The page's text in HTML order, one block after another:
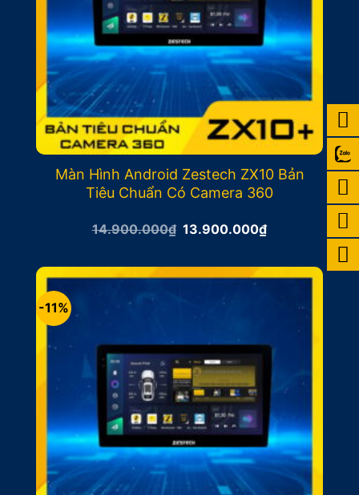
Màn Hình Android Zestech ZX10 Bản
Tiêu Chuẩn Có Camera 360
14.900.000₫ Giá
14.900.000₫.
13.900.000₫Giá
là:
13.900.000₫.
-11%